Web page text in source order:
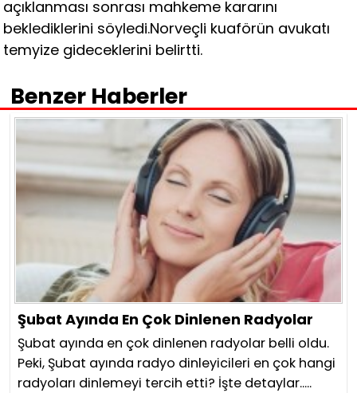
açıklanması sonrası mahkeme kararını
beklediklerini söyledi.Norveçli kuaförün avukatı
temyize gideceklerini belirtti.
Benzer Haberler
Şubat Ayında En Çok Dinlenen Radyolar
Şubat ayında en çok dinlenen radyolar belli oldu.
Peki, Şubat ayında radyo dinleyicileri en çok hangi
radyoları dinlemeyi tercih etti? İşte detaylar.....